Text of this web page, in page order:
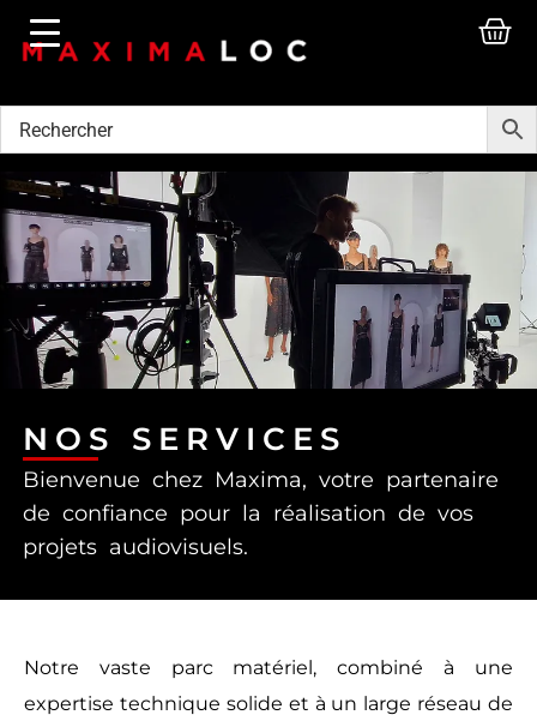
NOS SERVICES
Bienvenue chez Maxima, votre partenaire
de confiance pour la réalisation de vos
projets audiovisuels.
Notre vaste parc matériel, combiné à une
expertise technique solide et à un large réseau de